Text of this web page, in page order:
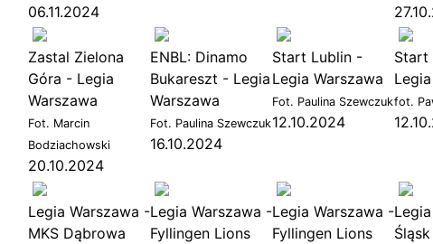
06.11.2024
Zastal Zielona
Góra - Legia
Warszawa
Fot. Marcin
Bodziachowski
20.10.2024
ENBL: Dinamo
Bukareszt - Legia
Warszawa
Fot. Paulina Szewczuk
16.10.2024
Start Lublin -
Legia Warszawa
Fot. Paulina Szewczuk
12.10.2024
Start
fot.
Legia Warszawa -
MKS Dąbrowa
Legia Warszawa -
Fyllingen Lions
Legia Warszawa -
Fyllingen Lions
79
10.11.2024
88